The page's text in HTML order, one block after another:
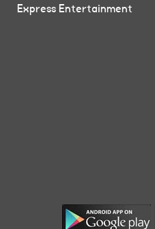
Express Entertainment